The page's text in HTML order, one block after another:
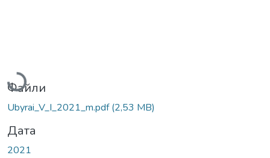
Вантажиться...
Файли
Ubyrai_V_I_2021_m.pdf(2,53 MB)
Дата
2021